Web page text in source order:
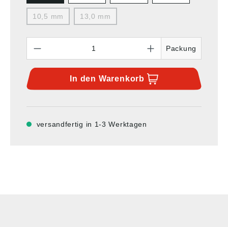
10,5 mm 13,0 mm
Packung
In den Warenkorb
versandfertig in 1-3 Werktagen